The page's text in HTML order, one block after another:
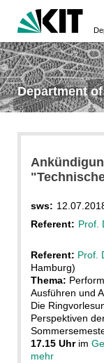
Department
sws:
Referent: Prof.
Referent: Prof.
Hamburg)
Thema:
Ausführen und
Die
Perspektiven
17.15 Uhrim
mehr